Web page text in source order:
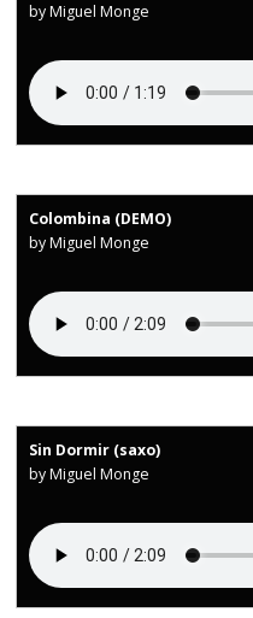
by Miguel Monge
Colombina (DEMO)
by Miguel Monge
Sin Dormir (saxo)
by Miguel Monge